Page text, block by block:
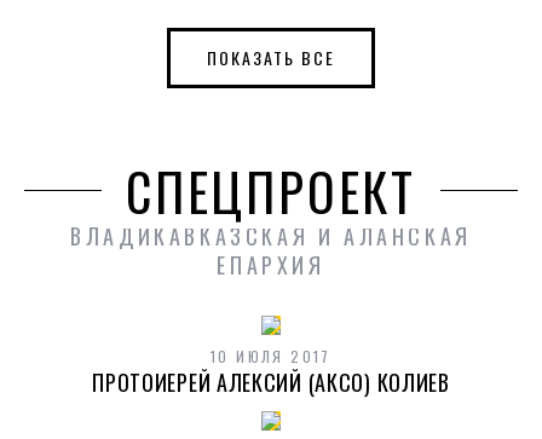
ПОКАЗАТЬ ВСЕ
СПЕЦПРОЕКТ
ВЛАДИКАВКАЗСКАЯ И АЛАНСКАЯ
ЕПАРХИЯ
10 ИЮЛЯ 2017
ПРОТОИЕРЕЙ АЛЕКСИЙ (АКСО) КОЛИЕВ